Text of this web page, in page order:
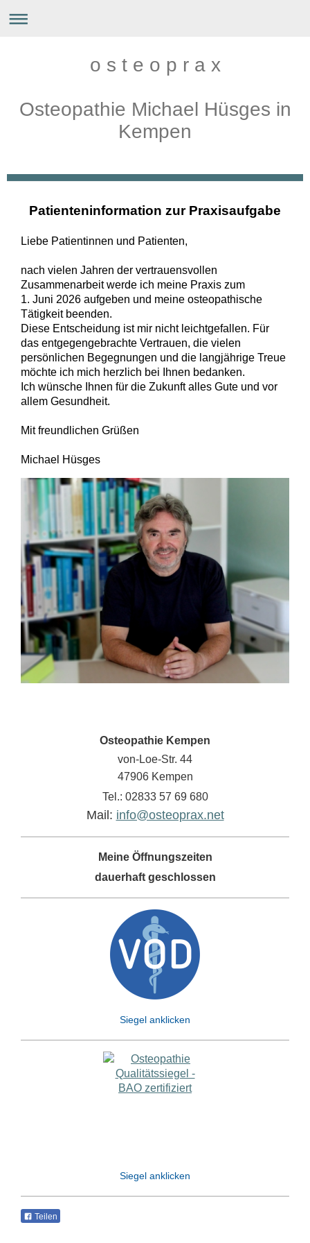
o s t e o p r a x
Osteopathie Michael Hüsges in
Kempen
Patienteninformation zur Praxisaufgabe
Liebe Patientinnen und Patienten,
nach vielen Jahren der vertrauensvollen
Zusammenarbeit werde ich meine Praxis zum
1. Juni 2026 aufgeben und meine osteopathische
Tätigkeit beenden.
Diese Entscheidung ist mir nicht leichtgefallen. Für
das entgegengebrachte Vertrauen, die vielen
persönlichen Begegnungen und die langjährige Treue
möchte ich mich herzlich bei Ihnen bedanken.
Ich wünsche Ihnen für die Zukunft alles Gute und vor
allem Gesundheit.
Mit freundlichen Grüßen
Michael Hüsges
Osteopathie Kempen
von-Loe-Str. 44
47906 Kempen
Tel.: 02833 57 69 680
Mail: info@osteoprax.net
Meine Öffnungszeiten
dauerhaft geschlossen
Siegel anklicken
Siegel anklicken
Teilen